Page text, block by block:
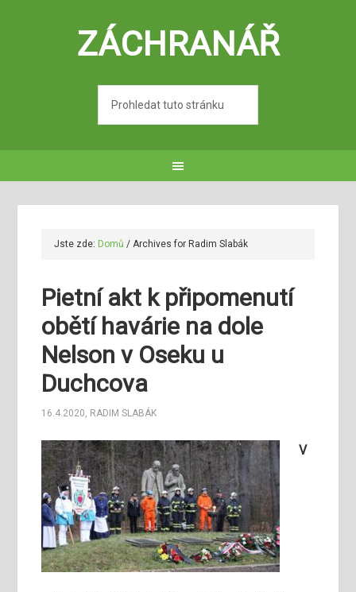
ZÁCHRANÁŘ
Jste zde: Domů / Archives for Radim Slabák
Pietní akt k připomenutí
obětí havárie na dole
Nelson v Oseku u
Duchcova
16.4.2020, RADIM SLABÁK
V